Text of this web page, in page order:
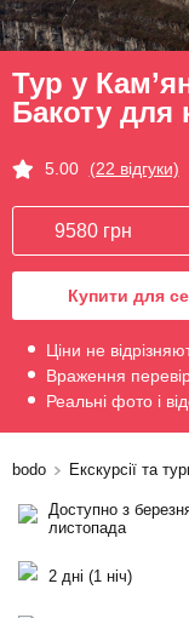
Тур у
Бакоту для
5.00 (22 відгуки)
9580 грн
Купити для
Ціни не
Враження
Реальні фото і
bodo Екскурсії та
Доступно з
листопада
2 дні (1 ніч)